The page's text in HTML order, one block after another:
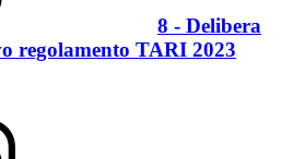
8 - Delibera
regolamento TARI 2023